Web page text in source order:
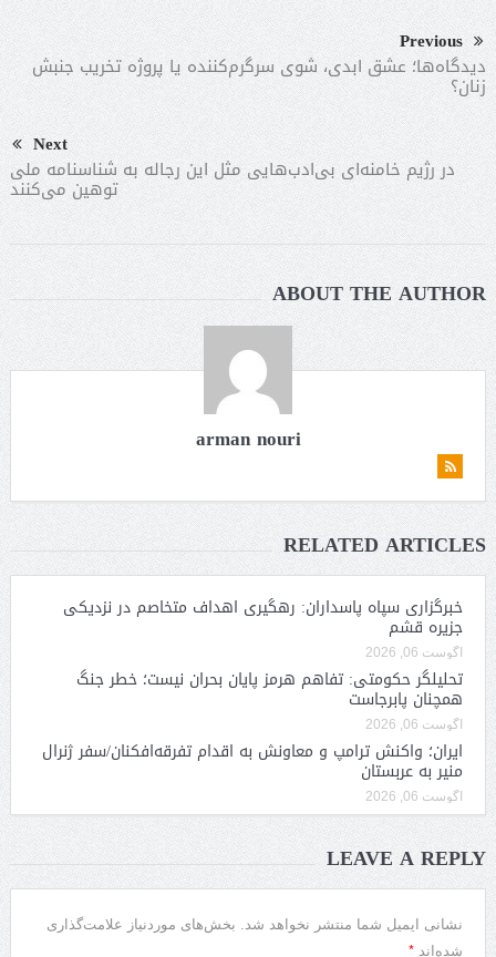
Previous
دیدگاه‌ها؛ عشق ابدی، شوی سرگرم‌کننده یا پروژه تخریب جنبش
زنان؟
Next
در رژیم خامنه‌ای بی‌ادب‌هایی مثل این رجاله به شناسنامه ملی
توهین می‌کنند
ABOUT THE AUTHOR
arman nouri
RELATED ARTICLES
خبرگزاری سپاه پاسداران: رهگیری اهداف متخاصم در نزدیکی
جزیره قشم
آگوست 06, 2026
تحلیلگر حکومتی: تفاهم هرمز پایان بحران نیست؛ خطر جنگ
همچنان پابرجاست
آگوست 06, 2026
ایران؛ واکنش ترامپ و معاونش به اقدام تفرقه‌افکنان/سفر ژنرال
منیر به عربستان
آگوست 06, 2026
LEAVE A REPLY
نشانی ایمیل شما منتشر نخواهد شد. بخش‌های موردنیاز علامت‌گذاری
شده‌اند *